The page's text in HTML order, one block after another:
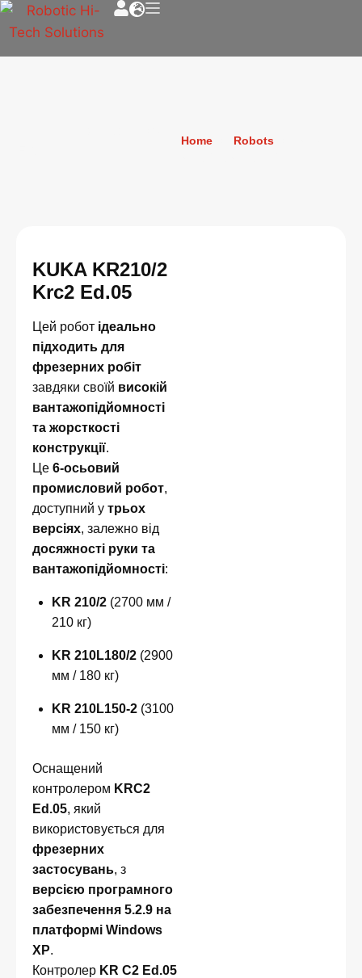
Home Robots
KUKA KR210/2
Krc2 Ed.05
Цей робот ідеально
підходить для
фрезерних робіт
завдяки своїй високій
вантажопідйомності
та жорсткості
конструкції.
Це 6-осьовий
промисловий робот,
доступний у трьох
версіях, залежно від
досяжності руки та
вантажопідйомності:
KR 210/2 (2700 мм /
210 кг)
KR 210L180/2 (2900
мм / 180 кг)
KR 210L150-2 (3100
мм / 150 кг)
Оснащений
контролером KRC2
Ed.05, який
використовується для
фрезерних
застосувань, з
версією програмного
забезпечення 5.2.9 на
платформі Windows
XP.
Контролер KR C2 Ed.05